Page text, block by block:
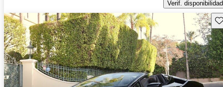
Verif. disponibilidad